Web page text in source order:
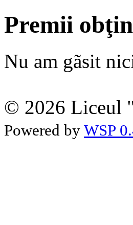
Premii
Nu am gãsit
© 2026 Liceul
Powered by WSP